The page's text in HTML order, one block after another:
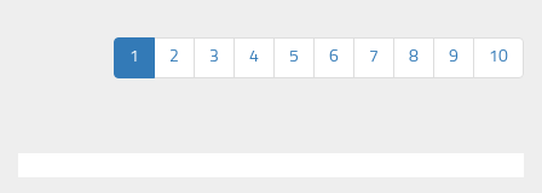
1 2 3 4 5 6 7 8 9 10